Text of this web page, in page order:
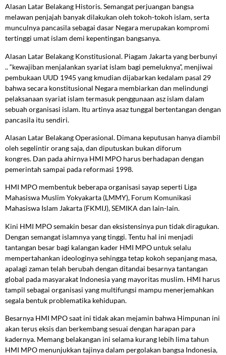
Alasan Latar Belakang Historis. Semangat perjuangan bangsa
melawan penjajah banyak dilakukan oleh tokoh-tokoh islam, serta
munculnya pancasila sebagai dasar Negara merupakan kompromi
tertinggi umat islam demi kepentingan bangsanya.
Alasan Latar Belakang Konstitusional. Piagam Jakarta yang berbunyi
.. “kewajiban menjalankan syariat islam bagi pemeluknya”, menjiwai
pembukaan UUD 1945 yang kmudian dijabarkan kedalam pasal 29
bahwa secara konstitusional Negara membiarkan dan melindungi
pelaksanaan syariat islam termasuk penggunaan asz islam dalam
sebuah organisasi islam. Itu artinya asaz tunggal bertentangan dengan
pancasila itu sendiri.
Alasan Latar Belakang Operasional. Dimana keputusan hanya diambil
oleh segelintir orang saja, dan diputuskan bukan diforum
kongres. Dan pada ahirnya HMI MPO harus berhadapan dengan
pemerintah sampai pada reformasi 1998.
HMI MPO membentuk beberapa organisasi sayap seperti Liga
Mahasiswa Muslim Yokyakarta (LMMY), Forum Komunikasi
Mahasiswa Islam Jakarta (FKMIJ), SEMIKA dan lain-lain.
Kini HMI MPO semakin besar dan eksistensinya pun tidak diragukan.
Dengan semangat islamnya yang tinggi. Tentu hal ini menjadi
tantangan besar bagi kalangan kader HMI MPO untuk selalu
mempertahankan ideologinya sehingga tetap kokoh sepanjang masa,
apalagi zaman telah berubah dengan ditandai besarnya tantangan
global pada masyarakat Indonesia yang mayoritas muslim. HMI harus
tampil sebagai organisasi yang multifungsi mampu menerjemahkan
segala bentuk problematika kehidupan.
Besarnya HMI MPO saat ini tidak akan mejamin bahwa Himpunan ini
akan terus eksis dan berkembang sesuai dengan harapan para
kadernya. Memang belakangan ini selama kurang lebih lima tahun
HMI MPO menunjukkan tajinya dalam pergolakan bangsa Indonesia,